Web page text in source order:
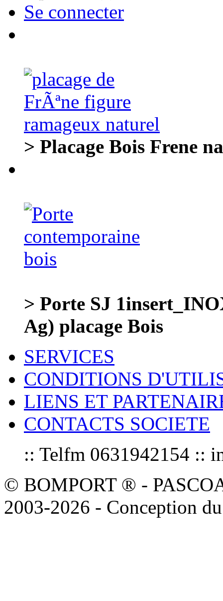
Se connecter
> Placage Bois Frene
> Porte SJ
Ag) placage Bois
SERVICES
CONDITIONS
LIENS ET
CONTACTS SOCIETE
:: Telfm 0631942154 ::
© BOMPORT ® -
2003-2026 - Conception